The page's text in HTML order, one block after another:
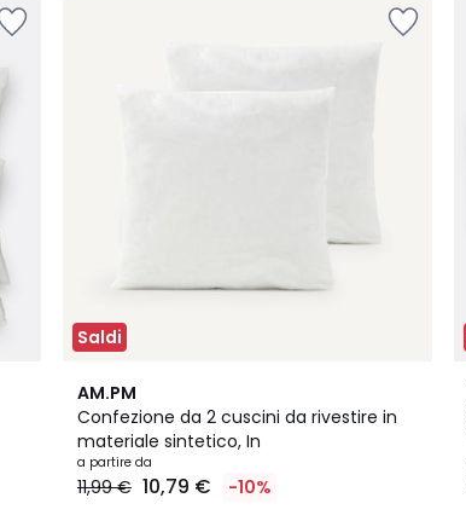
Saldi
AM.PM
Confezione da 2 cuscini da rivestire in
materiale sintetico, In
a partire da
11,99 € 10,79 € -10%
4,3
/ 5